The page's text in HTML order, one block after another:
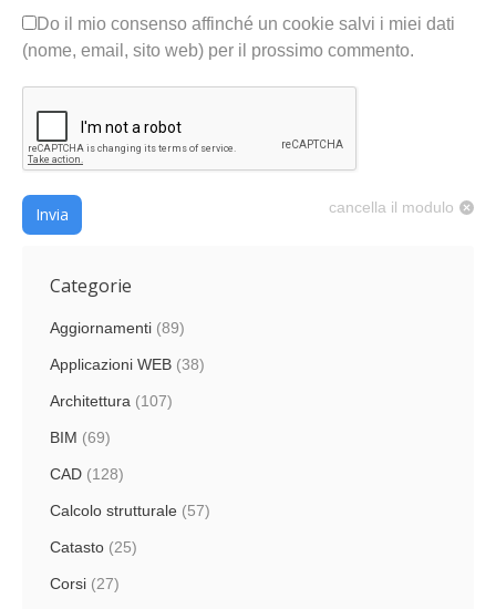
Do il mio consenso affinché un cookie salvi i miei dati
(nome, email, sito web) per il prossimo commento.
cancella il modulo
Invia
Categorie
Aggiornamenti (89)
Applicazioni WEB (38)
Architettura (107)
BIM (69)
CAD (128)
Calcolo strutturale (57)
Catasto (25)
Corsi (27)